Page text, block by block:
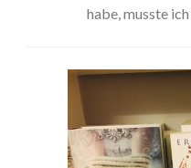
habe, musste ich